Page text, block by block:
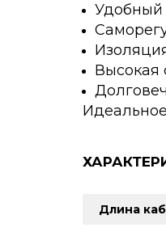
Удобный
Высокая
Длина